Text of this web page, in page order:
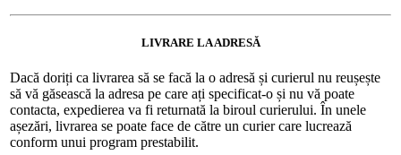
LIVRARE LA ADRESĂ
Dacă doriți ca livrarea să se facă la o adresă și curierul nu reușește
să vă găsească la adresa pe care ați specificat-o și nu vă poate
contacta, expedierea va fi returnată la biroul curierului. În unele
așezări, livrarea se poate face de către un curier care lucrează
conform unui program prestabilit.